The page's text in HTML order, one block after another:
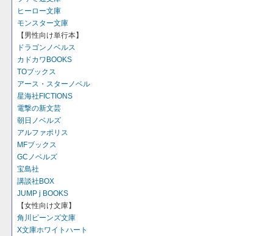
ヒーロー文庫
モンスター文庫
【男性向け単行本】
ドラゴンノベルス
カドカワBOOKS
TOブックス
アース・スターノベル
星海社FICTIONS
電撃の新文芸
朝日ノベルズ
アルファポリス
MFブックス
GCノベルズ
宝島社
講談社BOX
JUMP j BOOKS
【女性向け文庫】
角川ビーンズ文庫
X文庫ホワイトハート